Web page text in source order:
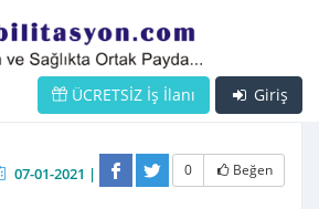
Giriş
ÜCRETSİZ İş İlanı
07-01-2021 | 0 Beğen